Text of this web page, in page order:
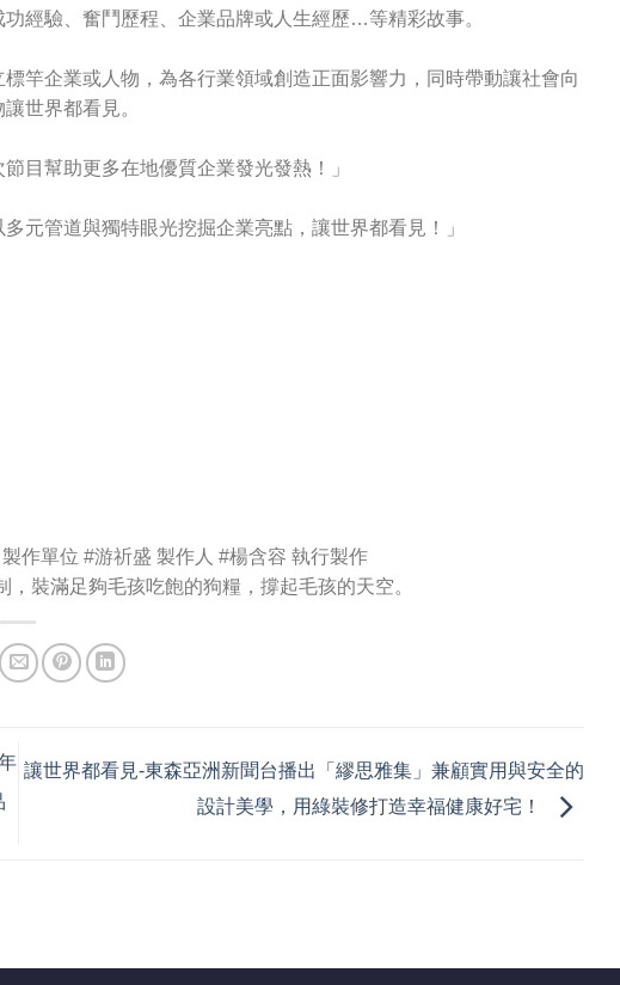
經驗、奮鬥歷程、企業品牌或人生經歷…等精彩故事。
竿企業或人物，為各行業領域創造正面影響力，同時帶動讓社會向
世界都看見。
目幫助更多在地優質企業發光發熱！」
元管道與獨特眼光挖掘企業亮點，讓世界都看見！」
作單位 #游祈盛 製作人 #楊含容 執行製作
裝滿足夠毛孩吃飽的狗糧，撐起毛孩的天空。
讓世界都看見-東森亞洲新聞台播出「繆思雅集」兼顧實用與安全的
設計美學，用綠裝修打造幸福健康好宅！